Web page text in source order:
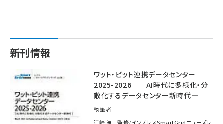
新刊情報
ワット・ビット連携データセンター
2025-2026 ―AI時代に多様化・分
散化するデータセンター新時代―
執筆者
江崎 浩 監修/インプレスSmartGridニューズレ